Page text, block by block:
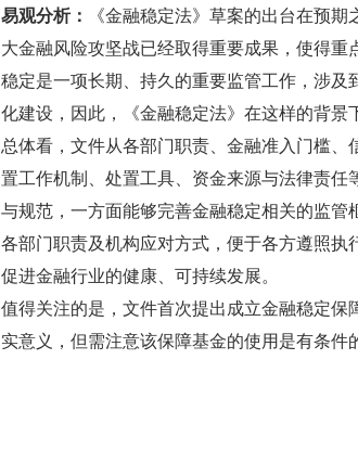
易观分析：
《金融稳定法》草案的出台在预
大金融风险攻坚战已经取得重要成果，使得
稳定是一项长期、持久的重要监管工作，涉
化建设，因此，《金融稳定法》在这样的背景
总体看，文件从各部门职责、金融准入门槛
置工作机制、处置工具、资金来源与法律责
与规范，一方面能够完善金融稳定相关的监
各部门职责及机构应对方式，便于各方遵照
促进金融行业的健康、可持续发展。
值得关注的是，文件首次提出成立金融稳定
实意义，但需注意该保障基金的使用是有条件